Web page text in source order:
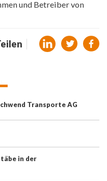
und Betreiber von
Transporte AG
in der